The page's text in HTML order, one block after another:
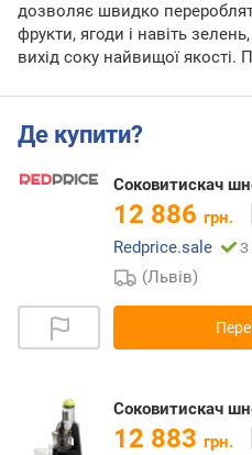
дозволяє швидко
фрукти, ягоди і навіть
вихід соку найвищої якості. П
Де купити?
Соковитискач
12 886 грн.
Redprice.sale
З
(Львів)
Соковитискач
12 883 грн.